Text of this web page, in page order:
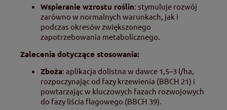
Wspieranie wzrostu roślin: stymuluje rozwój
zarówno w normalnych warunkach, jak i
podczas okresów zwiększonego
zapotrzebowania metabolicznego.
Zalecenia dotyczące stosowania:
Zboża: aplikacja dolistna w dawce 1,5–3 l/ha,
rozpoczynając od fazy krzewienia (BBCH 21) i
powtarzając w kluczowych fazach rozwojowych
do fazy liścia flagowego (BBCH 39).